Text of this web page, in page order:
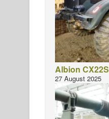
Albion
27 August 2025